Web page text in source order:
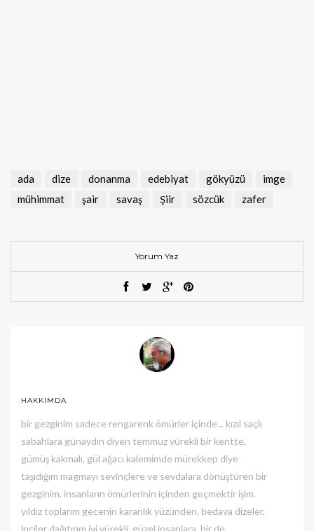
ada dize donanma edebiyat gökyüzü
imge
mühimmat
şair savaş Şiir sözcük zafer
Yorum Yaz
HAKKIMDA
bir gezginim sadece rengarenk ömürler içinde... kızıl saçlı
sabahlara günaydın diyen temmuz yürekli bir kentte,
gümüş kakmalı, gül ağacı kalemimde mürekkep diye
taşıdığım magmayı sevinçlere ve sevdalara dönüştüren bir
gezginim. insanların ömürlerinin içinden geçmektir işim.
yıldız toplarım gecenin karanlık yüzünden. bedava dizeler,
inciler dağıtırım iyi yürekli, güzel insanlara, bir de